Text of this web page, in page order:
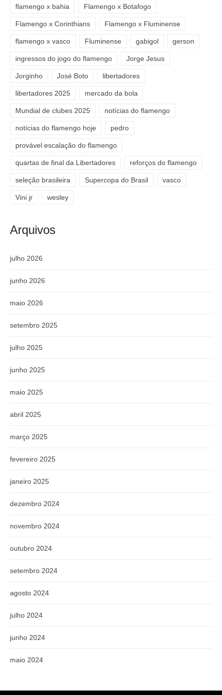
flamengo x bahia Flamengo x Botafogo
Flamengo x Corinthians Flamengo x Fluminense
flamengo x vasco Fluminense gabigol gerson
ingressos do jogo do flamengo Jorge Jesus
Jorginho José Boto libertadores
libertadores 2025 mercado da bola
Mundial de clubes 2025 notícias do flamengo
notícias do flamengo hoje pedro
provável escalação do flamengo
quartas de final da Libertadores reforços do flamengo
seleção brasileira Supercopa do Brasil vasco
Vini jr wesley
Arquivos
julho 2026
junho 2026
maio 2026
setembro 2025
julho 2025
junho 2025
maio 2025
abril 2025
março 2025
fevereiro 2025
janeiro 2025
dezembro 2024
novembro 2024
outubro 2024
setembro 2024
agosto 2024
julho 2024
junho 2024
maio 2024